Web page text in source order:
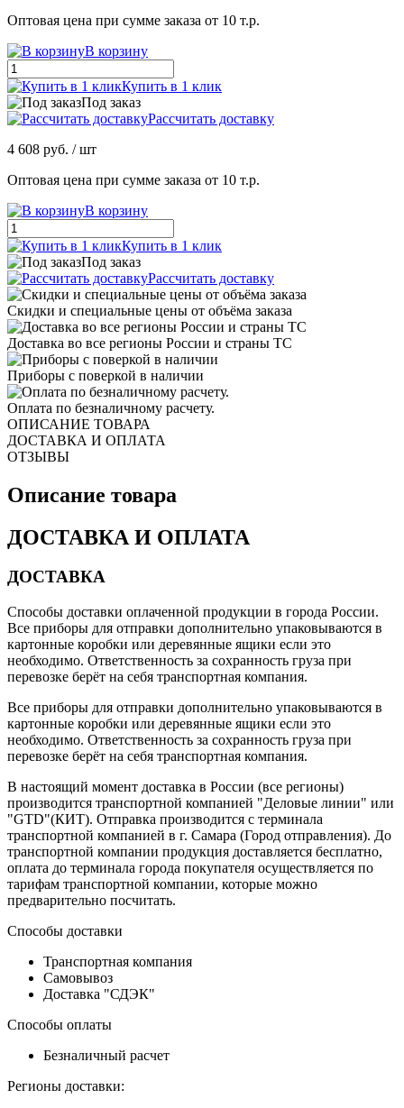
Оптовая цена при сумме заказа от 10 т.р.
В корзину
Купить в 1 клик
Под заказ
Рассчитать доставку
4 608 руб. / шт
Оптовая цена при сумме заказа от 10 т.р.
В корзину
Купить в 1 клик
Под заказ
Рассчитать доставку
Скидки и специальные цены от объёма заказа
Доставка во все регионы России и страны ТС
Приборы с поверкой в наличии
Оплата по безналичному расчету.
ОПИСАНИЕ ТОВАРА
ДОСТАВКА И ОПЛАТА
ОТЗЫВЫ
Описание товара
ДОСТАВКА И ОПЛАТА
ДОСТАВКА
Способы доставки оплаченной продукции в города России.
Все приборы для отправки дополнительно упаковываются в
картонные коробки или деревянные ящики если это
необходимо. Ответственность за сохранность груза при
перевозке берёт на себя транспортная компания.
Все приборы для отправки дополнительно упаковываются в
картонные коробки или деревянные ящики если это
необходимо. Ответственность за сохранность груза при
перевозке берёт на себя транспортная компания.
В настоящий момент доставка в России (все регионы)
производится транспортной компанией "Деловые линии" или
"GTD"(КИТ). Отправка производится с терминала
транспортной компанией в г. Самара (Город отправления). До
транспортной компании продукция доставляется бесплатно,
оплата до терминала города покупателя осуществляется по
тарифам транспортной компании, которые можно
предварительно посчитать.
Способы доставки
Транспортная компания
Самовывоз
Доставка "СДЭК"
Способы оплаты
Безналичный расчет
Регионы доставки: